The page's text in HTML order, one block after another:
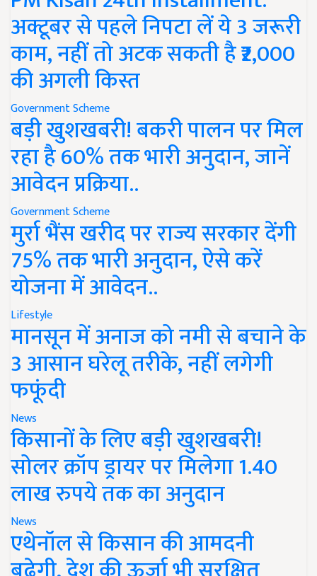
अक्टूबर से पहले निपटा लें ये 3 जरूरी
काम, नहीं तो अटक सकती है ₹2,000
की अगली किस्त
Government Scheme
बड़ी खुशखबरी! बकरी पालन पर मिल
रहा है 60% तक भारी अनुदान, जानें
आवेदन प्रक्रिया..
Government Scheme
मुर्रा भैंस खरीद पर राज्य सरकार देंगी
75% तक भारी अनुदान, ऐसे करें
योजना में आवेदन..
Lifestyle
मानसून में अनाज को नमी से बचाने के
3 आसान घरेलू तरीके, नहीं लगेगी
फफूंदी
News
किसानों के लिए बड़ी खुशखबरी!
सोलर क्रॉप ड्रायर पर मिलेगा 1.40
लाख रुपये तक का अनुदान
News
एथेनॉल से किसान की आमदनी